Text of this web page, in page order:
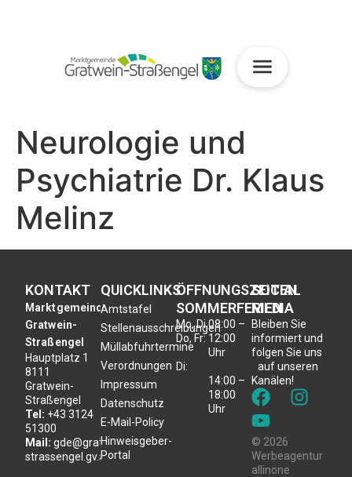
Neurologie und
Psychiatrie Dr. Klaus
Melinz
KONTAKT
Marktgemeinde
Gratwein-
Straßengel
Hauptplatz 1
8111
Gratwein-
Straßengel
Tel: +43 3124
51300
Mail: gde@gratwein-
strassengel.gv.at
QUICKLINKS
Amtstafel
Stellenausschreibungen
Müllabfuhrtermine
Verordnungen
Impressum
Datenschutz
E-Mail-Policy
Hinweisgeber-
Portal
ÖFFNUNGSZEITEN
SOMMERFERIEN
Mo, Di,
Do, Fr:
Di:
08:00 –
12:00
Uhr
14:00 –
18:00
Uhr
SOCIAL
MEDIA
Bleiben Sie
informiert und
folgen Sie uns
auf unseren
Kanälen!
© 2026
Werbeagentur
allinone